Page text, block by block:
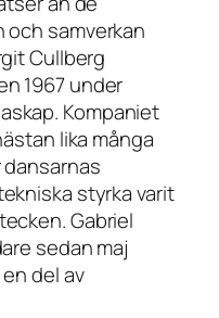
samverkan
Cullberg
1967 under
Kompaniet
lika många
styrka varit
Gabriel
sedan maj
del av